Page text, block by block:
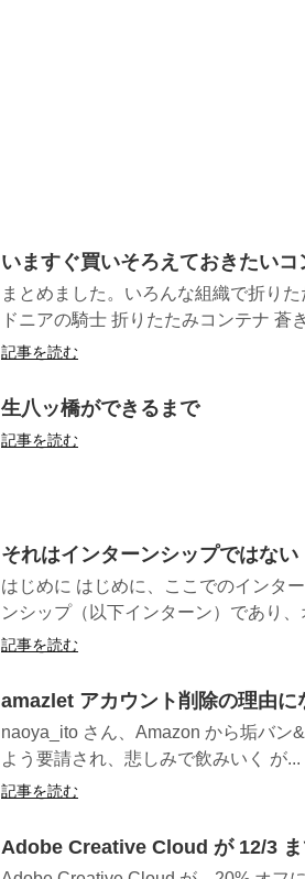
いますぐ買いそろえておきたいコ
まとめました。いろんな組織で折り
ドニアの騎士 折りたたみコンテナ 蒼
記事を読む
生八ッ橋ができるまで
記事を読む
それはインターンシップではない
はじめに はじめに、ここでのインタ
ンシップ（以下インターン）であり
記事を読む
amazlet アカウント削除の理由に
naoya_ito さん、Amazon から垢バン
よう要請され、悲しみで飲みいく が...
記事を読む
Adobe Creative Cloud が 12/3 ま